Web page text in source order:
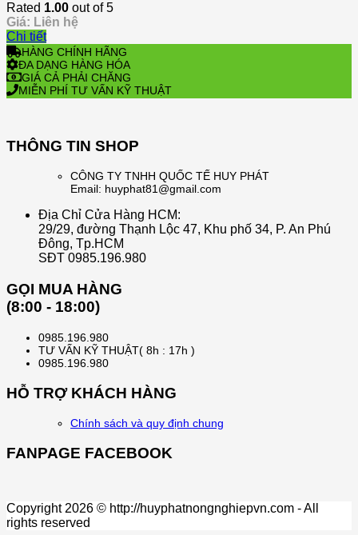
Rated 1.00 out of 5
Giá: Liên hệ
Chi tiết
HÀNG CHÍNH HÃNG
ĐA DẠNG HÀNG HÓA
GIÁ CẢ PHẢI CHĂNG
MIỄN PHÍ TƯ VẤN KỸ THUẬT
THÔNG TIN SHOP
CÔNG TY TNHH QUỐC TẾ HUY PHÁT
Email: huyphat81@gmail.com
Địa Chỉ Cửa Hàng HCM:
29/29, đường Thạnh Lộc 47, Khu phố 34, P. An Phú
Đông, Tp.HCM
SĐT 0985.196.980
GỌI MUA HÀNG
(8:00 - 18:00)
0985.196.980
TƯ VẤN KỸ THUẬT( 8h : 17h )
0985.196.980
HỖ TRỢ KHÁCH HÀNG
Chính sách và quy định chung
FANPAGE FACEBOOK
Copyright 2026 © http://huyphatnongnghiepvn.com - All
rights reserved